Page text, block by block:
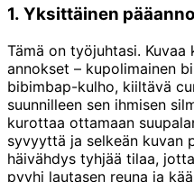
1. Yksittäinen
Tämä on työjuhtasi.
annokset – kupolimainen
bibimbap-kulho, kiiltävä
suunnilleen sen ihmisen
kurottaa ottamaan
syvyyttä ja selkeän kuvan
häivähdys tyhjää tilaa,
pyyhi lautasen reuna ja